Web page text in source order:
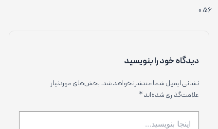
دیدگاه‌ خود را بنویسید
نشانی ایمیل شما منتشر نخواهد شد.بخش‌های موردنیاز
علامت‌گذاری شده‌اند*
بنویسید…